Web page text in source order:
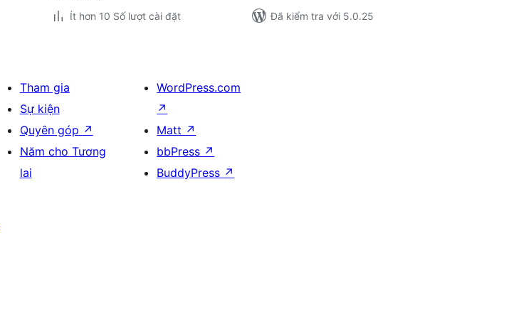
Ít hơn 10 Số lượt cài đặt
Đã kiểm tra với 5.0.25
Tham gia
Sự kiện
Quyên góp ↗
Năm cho Tương
lai
WordPress.com
↗
Matt ↗
bbPress ↗
BuddyPress ↗